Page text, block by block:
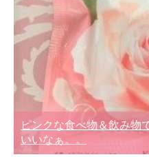
ピンクな食べ物＆飲み物
いいなぁ。。